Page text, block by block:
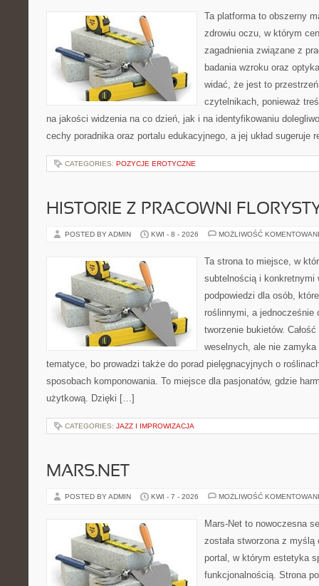
Ta platforma to obszerny
zdrowiu oczu, w którym
zagadnienia związane z
badania wzroku oraz
widać, że jest to
czytelnikach, ponieważ
na jakości widzenia na co dzień, jak i na identyfikowaniu
cechy poradnika oraz portalu edukacyjnego, a jej układ sugeruje
CATEGORIES: POZYCJE EROTYCZNE
HISTORIE Z PRACOWNI
POSTED BY ADMIN KWI - 8 - 2026 MOŻLIWOŚĆ
Ta strona to miejsce, w
subtelnością i konkretnymi
podpowiedzi dla osób,
roślinnymi, a jednocześnie
tworzenie bukietów.
weselnych, ale nie zamyka
tematyce, bo prowadzi także do porad pielęgnacyjnych o
sposobach komponowania. To miejsce dla pasjonatów, gdzie
użytkową. Dzięki […]
CATEGORIES: JAZZ I IMPROWIZACJA
MARS.NET
POSTED BY ADMIN KWI - 7 - 2026 MOŻLIWOŚĆ
Mars-Net to nowoczesna
została stworzona z
portal, w którym estetyka
funkcjonalnością. Strona